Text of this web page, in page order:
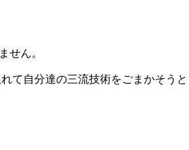
せん。
て自分達の三流技術をごまかそうと